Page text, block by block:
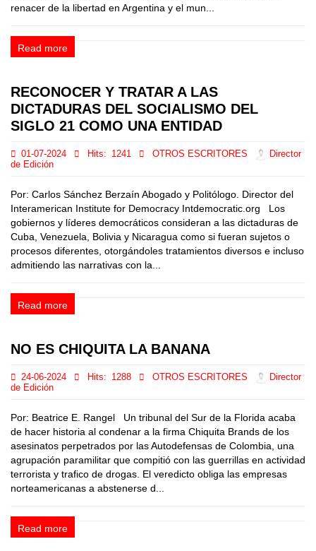
renacer de la libertad en Argentina y el mun...
Read more
RECONOCER Y TRATAR A LAS
DICTADURAS DEL SOCIALISMO DEL
SIGLO 21 COMO UNA ENTIDAD
01-07-2024 Hits: 1241 OTROS ESCRITORES
Director
de Edición
Por: Carlos Sánchez Berzaín Abogado y Politólogo. Director del
Interamerican Institute for Democracy Intdemocratic.org Los
gobiernos y líderes democráticos consideran a las dictaduras de
Cuba, Venezuela, Bolivia y Nicaragua como si fueran sujetos o
procesos diferentes, otorgándoles tratamientos diversos e incluso
admitiendo las narrativas con la...
Read more
NO ES CHIQUITA LA BANANA
24-06-2024 Hits: 1288 OTROS ESCRITORES
Director
de Edición
Por: Beatrice E. Rangel Un tribunal del Sur de la Florida acaba
de hacer historia al condenar a la firma Chiquita Brands de los
asesinatos perpetrados por las Autodefensas de Colombia, una
agrupación paramilitar que compitió con las guerrillas en actividad
terrorista y trafico de drogas. El veredicto obliga las empresas
norteamericanas a abstenerse d...
Read more